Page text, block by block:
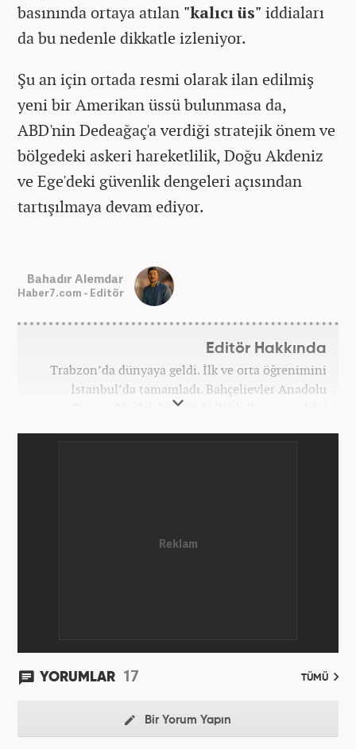
basınında ortaya atılan "kalıcı üs" iddiaları
da bu nedenle dikkatle izleniyor.
Şu an için ortada resmi olarak ilan edilmiş
yeni bir Amerikan üssü bulunmasa da,
ABD'nin Dedeağaç'a verdiği stratejik önem ve
bölgedeki askeri hareketlilik, Doğu Akdeniz
ve Ege'deki güvenlik dengeleri açısından
tartışılmaya devam ediyor.
Bahadır Alemdar
Haber7.com - Editör
Editör Hakkında
Trabzon’da dünyaya geldi. İlk ve orta öğrenimini
İstanbul’da tamamladı. Bahçelievler Anadolu
Ticaret Meslek Lisesinde ‘Web Programcılığı’
ve teknoloji kategorilerinde birçok haber ve
YORUMLAR 17 TÜMÜ
Bir Yorum Yapın